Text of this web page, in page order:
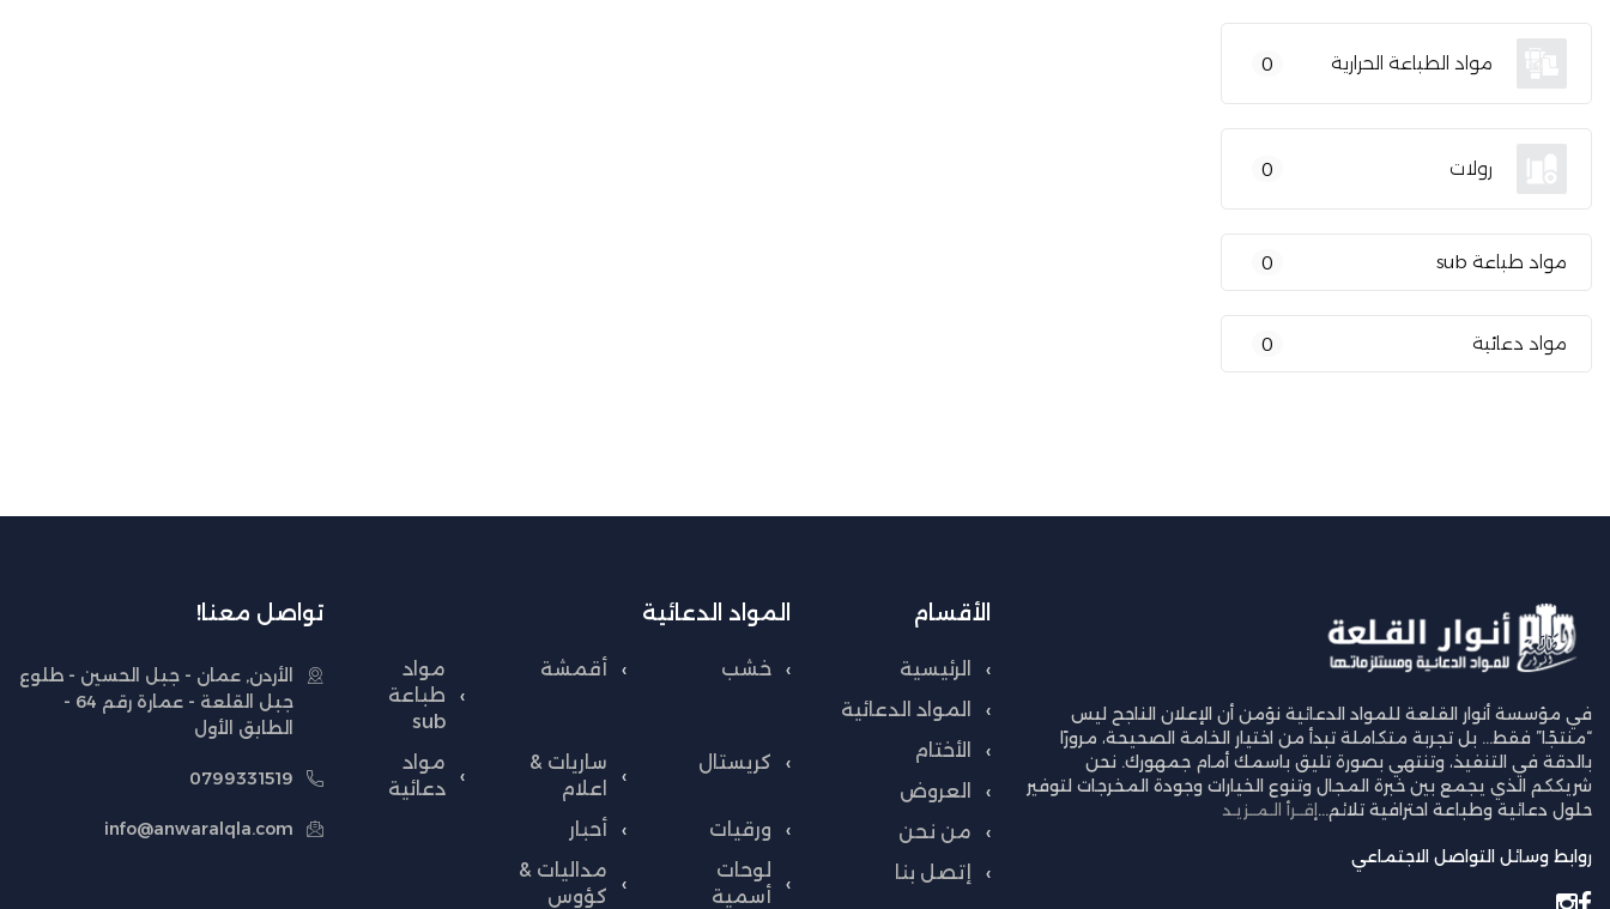
مواد الطباعة الحرارية 0
رولات 0
مواد طباعة sub 0
مواد دعائية 0
في مؤسسة أنوار القلعة للمواد الدعائية نؤمن أن الإعلان الناجح ليس
“منتجًا” فقط… بل تجربة متكاملة تبدأ من اختيار الخامة الصحيحة، مرورًا
بالدقة في التنفيذ، وتنتهي بصورة تليق باسمك أمام جمهورك. نحن
شريككم الذي يجمع بين خبرة المجال وتنوع الخيارات وجودة المخرجات لتوفير
حلول دعائية وطباعة احترافية تلائم... إقــرأ الـمــزيـد
روابط وسائل التواصل الاجتماعي
الأقسام
الرئيسية
المواد الدعائية
الأختام
العروض
من نحن
إتصل بنا
المواد الدعائية
خشب
كريستال
ورقيات
لوحات
أسمية
أقمشة
ساريات &
اعلام
أحبار
مداليات &
كؤوس
مواد
طباعة
sub
مواد
دعائية
تواصل معنا!
الأردن, عمان - جبل الحسين - طلوع
جبل القلعة - عمارة رقم 64 -
الطابق الأول
0799331519
info@anwaralqla.com